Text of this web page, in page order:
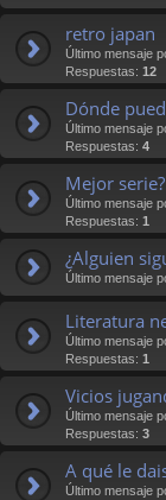
retro japan
Último mensaje
Respuestas: 12
Dónde
Último mensaje
Respuestas: 4
Mejor serie?
Último mensaje
Respuestas: 1
¿Alguien
Último mensaje
Literatura
Último mensaje
Respuestas: 1
Vicios
Último mensaje
Respuestas: 3
A qué le
Último mensaje